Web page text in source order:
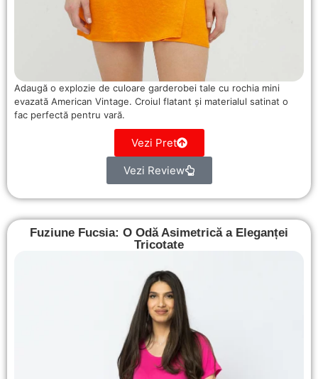
Adaugă o explozie de culoare garderobei tale cu rochia mini
evazată American Vintage. Croiul flatant și materialul satinat o
fac perfectă pentru vară.
Vezi Pret
Vezi Review
Fuziune Fucsia: O Odă Asimetrică a Eleganței
Tricotate